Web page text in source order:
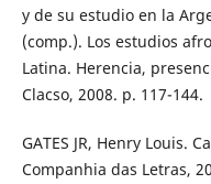
y de su estudio en la
(comp.). Los estudios
Latina. Herencia,
Clacso, 2008. p. 117-144.
GATES JR, Henry Louis.
Companhia das Letras,